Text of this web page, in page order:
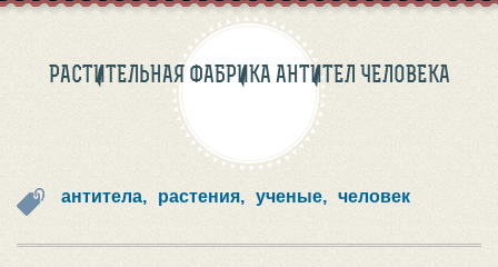
РАСТИТЕЛЬНАЯ ФАБРИКА АНТИТЕЛ ЧЕЛОВЕКА
антитела, растения, ученые, человек